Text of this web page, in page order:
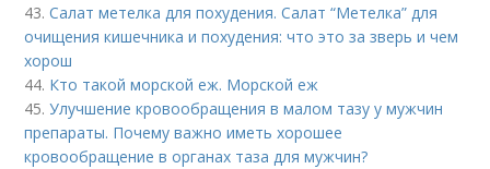
43.Салат метелка для похудения. Салат “Метелка” для
очищения кишечника и похудения: что это за зверь и чем
хорош
44. Кто такой морской еж. Морской еж
45.Улучшение кровообращения в малом тазу у мужчин
препараты. Почему важно иметь хорошее
кровообращение в органах таза для мужчин?